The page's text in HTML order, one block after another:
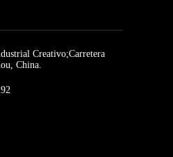
Creativo;Carretera
China.